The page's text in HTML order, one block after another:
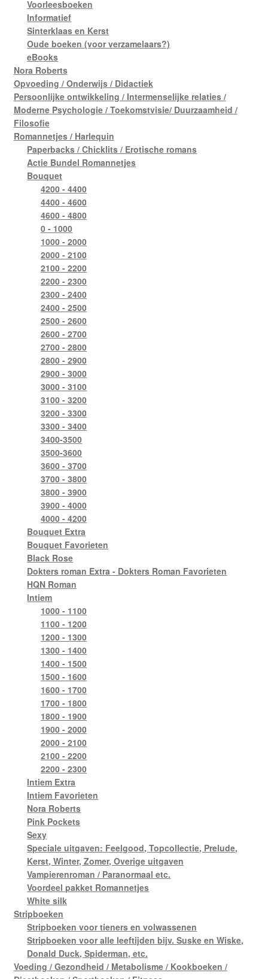
Voorleesboeken
Informatief
Sinterklaas en Kerst
Oude boeken (voor verzamelaars?)
eBooks
Nora Roberts
Opvoeding / Onderwijs / Didactiek
Persoonlijke ontwikkeling / Intermenselijke relaties /
Moderne Psychologie / Toekomstvisie/ Duurzaamheid /
Filosofie
Romannetjes / Harlequin
Paperbacks / Chicklits / Erotische romans
Actie Bundel Romannetjes
Bouquet
4200 - 4400
4400 - 4600
4600 - 4800
0 - 1000
1000 - 2000
2000 - 2100
2100 - 2200
2200 - 2300
2300 - 2400
2400 - 2500
2500 - 2600
2600 - 2700
2700 - 2800
2800 - 2900
2900 - 3000
3000 - 3100
3100 - 3200
3200 - 3300
3300 - 3400
3400-3500
3500-3600
3600 - 3700
3700 - 3800
3800 - 3900
3900 - 4000
4000 - 4200
Bouquet Extra
Bouquet Favorieten
Black Rose
Dokters roman Extra - Dokters Roman Favorieten
HQN Roman
Intiem
1000 - 1100
1100 - 1200
1200 - 1300
1300 - 1400
1400 - 1500
1500 - 1600
1600 - 1700
1700 - 1800
1800 - 1900
1900 - 2000
2000 - 2100
2100 - 2200
2200 - 2300
Intiem Extra
Intiem Favorieten
Nora Roberts
Pink Pockets
Sexy
Speciale uitgaven: Feelgood, Topcollectie, Prelude,
Kerst, Winter, Zomer, Overige uitgaven
Vampierenroman / Paranormaal etc.
Voordeel pakket Romannetjes
White silk
Stripboeken
Stripboeken voor tieners en volwassenen
Stripboeken voor alle leeftijden bijv. Suske en Wiske,
Donald Duck, Spiderman, etc.
Voeding / Gezondheid / Metabolisme / Kookboeken /